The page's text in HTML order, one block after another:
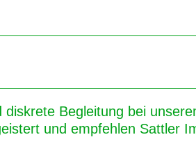
Begleitung bei
und empfehlen Sattler